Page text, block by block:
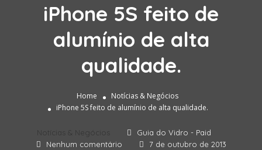
iPhone 5S feito de
alumínio de alta
qualidade.
Home
Notícias & Negócios
iPhone 5S feito de alumínio de alta qualidade.
Notícias & Negócios
Guia do Vidro - Paid
Nenhum comentário
7 de outubro de 2013